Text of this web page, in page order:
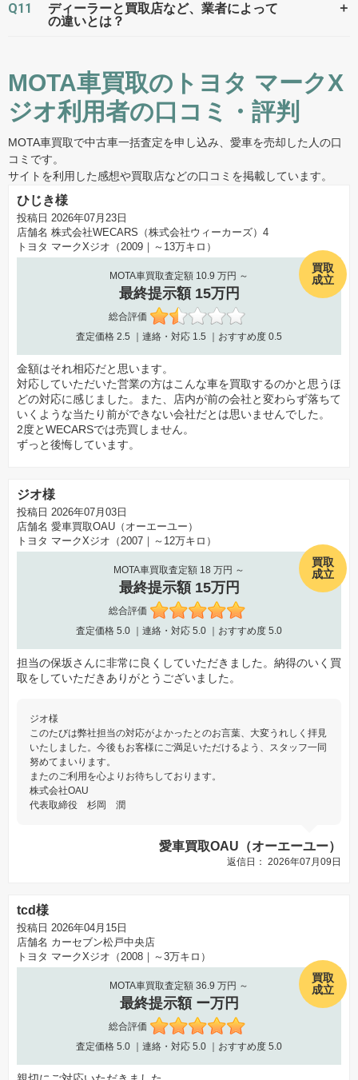
Q11
ディーラーと買取店など、業者によって
の違いとは？
＋
MOTA車買取のトヨタ マークX
ジオ利用者の口コミ・評判
MOTA車買取で中古車一括査定を申し込み、愛車を売却した人の口
コミです。
サイトを利用した感想や買取店などの口コミを掲載しています。
ひじき様
投稿日 2026年07月23日
店舗名 株式会社WECARS（株式会社ウィーカーズ）4
トヨタ マークXジオ（2009｜～13万キロ）
買取
成立
MOTA車買取査定額 10.9 万円 ～
最終提示額 15万円
総合評価
査定価格 2.5 ｜連絡・対応 1.5 ｜おすすめ度 0.5
金額はそれ相応だと思います。
対応していただいた営業の方はこんな車を買取するのかと思うほ
どの対応に感じました。また、店内が前の会社と変わらず落ちて
いくような当たり前ができない会社だとは思いませんでした。
2度とWECARSでは売買しません。
ずっと後悔しています。
ジオ様
投稿日 2026年07月03日
店舗名 愛車買取OAU（オーエーユー）
トヨタ マークXジオ（2007｜～12万キロ）
買取
成立
MOTA車買取査定額 18 万円 ～
最終提示額 15万円
総合評価
査定価格 5.0 ｜連絡・対応 5.0 ｜おすすめ度 5.0
担当の保坂さんに非常に良くしていただきました。納得のいく買
取をしていただきありがとうございました。
ジオ様
このたびは弊社担当の対応がよかったとのお言葉、大変うれしく拝見
いたしました。今後もお客様にご満足いただけるよう、スタッフ一同
努めてまいります。
またのご利用を心よりお待ちしております。
株式会社OAU
代表取締役 杉岡 潤
愛車買取OAU（オーエーユー）
返信日： 2026年07月09日
tcd様
投稿日 2026年04月15日
店舗名 カーセブン松戸中央店
トヨタ マークXジオ（2008｜～3万キロ）
買取
成立
MOTA車買取査定額 36.9 万円 ～
最終提示額 ー万円
総合評価
査定価格 5.0 ｜連絡・対応 5.0 ｜おすすめ度 5.0